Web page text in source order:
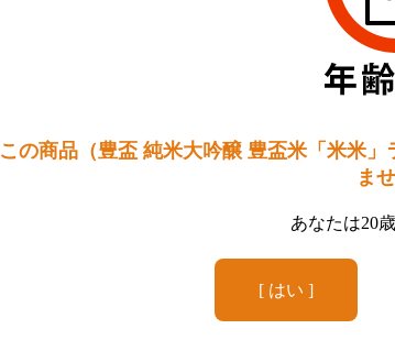
この商品（豊盃 純米大吟醸 豊盃米「米米
ま
あなたは20
[ はい ]